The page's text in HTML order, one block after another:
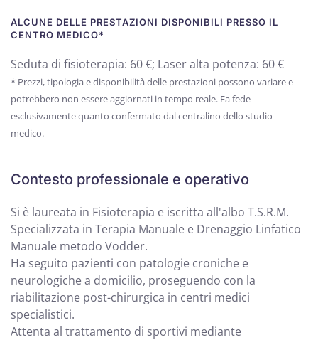
ALCUNE DELLE PRESTAZIONI DISPONIBILI PRESSO IL
CENTRO MEDICO*
Seduta di fisioterapia: 60 €; Laser alta potenza: 60 €
* Prezzi, tipologia e disponibilità delle prestazioni possono variare e
potrebbero non essere aggiornati in tempo reale. Fa fede
esclusivamente quanto confermato dal centralino dello studio
medico.
Contesto professionale e operativo
Si è laureata in Fisioterapia e iscritta all'albo T.S.R.M.
Specializzata in Terapia Manuale e Drenaggio Linfatico
Manuale metodo Vodder.
Ha seguito pazienti con patologie croniche e
neurologiche a domicilio, proseguendo con la
riabilitazione post-chirurgica in centri medici
specialistici.
Attenta al trattamento di sportivi mediante